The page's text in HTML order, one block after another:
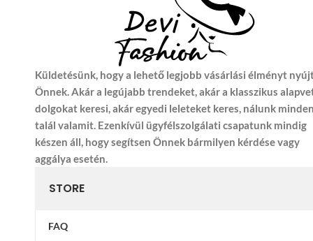
Küldetésünk, hogy a lehető legjobb vásárlási élményt
Önnek. Akár a legújabb trendeket, akár a klasszikus
dolgokat keresi, akár egyedi leleteket keres, nálunk
talál valamit. Ezenkívül ügyfélszolgálati csapatunk mindig
készen áll, hogy segítsen Önnek bármilyen kérdése vagy
aggálya esetén.
STORE
FAQ